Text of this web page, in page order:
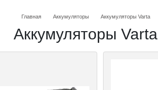
Главная Аккумуляторы Аккумуляторы Varta
Аккумуляторы Varta